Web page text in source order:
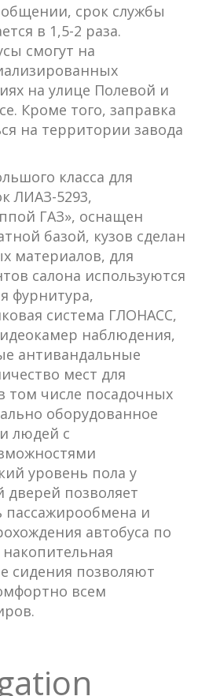
срок службы
в 1,5-2 раза.
смогут на
на улице Полевой и
Кроме того, заправка
на территории завода
класса для
ЛИАЗ-5293,
ГАЗ», оснащен
базой, кузов сделан
материалов, для
салона используются
фурнитура,
система ГЛОНАСС,
наблюдения,
антивандальные
мест для
том числе посадочных
оборудованное
людей с
уровень пола у
дверей позволяет
пассажирообмена и
автобуса по
сидения позволяют
всем